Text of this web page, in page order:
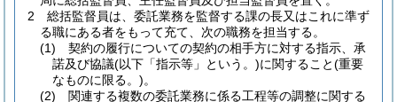
2
総括監督員は、委託業務を監督する課の長又はこれに準ず
る職にある者をもって充て、次の職務を担当する。
(1)
契約の履行についての契約の相手方に対する指示、承
諾及び協議(以下「指示等」という。)に関すること(重要
なものに限る。)。
(2)
関連する複数の委託業務に係る工程等の調整に関する